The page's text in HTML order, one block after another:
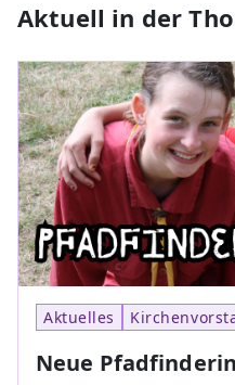
Aktuell in der
Aktuelles
Neue